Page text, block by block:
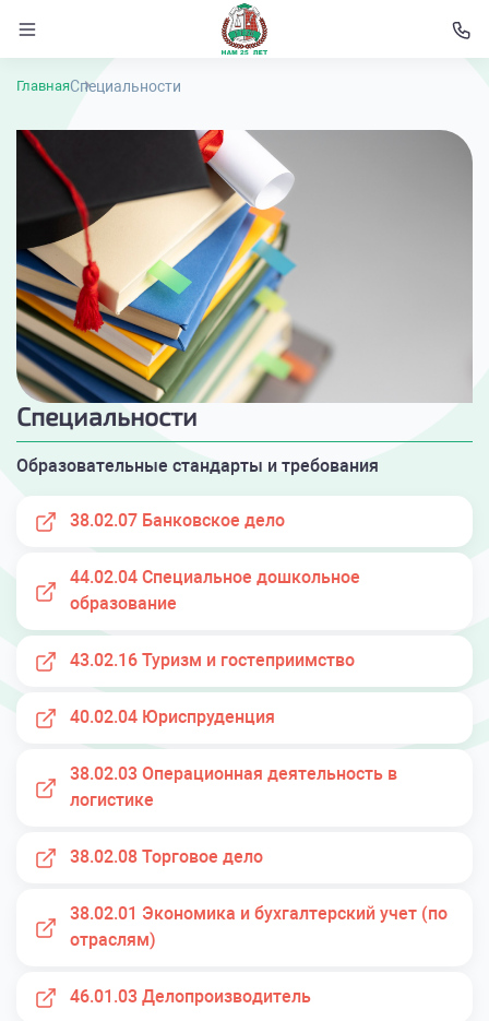
ГлавнаяСпециальности
Специальности
Образовательные стандарты и требования
38.02.07 Банковское дело
44.02.04 Специальное дошкольное
образование
43.02.16 Туризм и гостеприимство
40.02.04 Юриспруденция
38.02.03 Операционная деятельность в
логистике
38.02.08 Торговое дело
38.02.01 Экономика и бухгалтерский учет (по
отраслям)
46.01.03 Делопроизводитель